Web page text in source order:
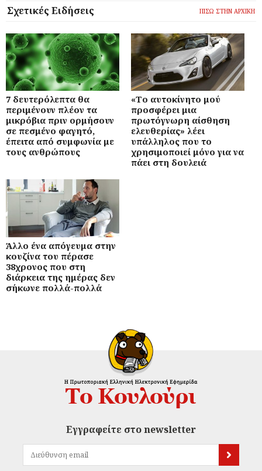
Σχετικές Ειδήσεις ΠΙΣΩ ΣΤΗΝ ΑΡΧΙΚΗ
7 δευτερόλεπτα θα
περιμένουν πλέον τα
μικρόβια πριν ορμήσουν
σε πεσμένο φαγητό,
έπειτα από συμφωνία με
τους ανθρώπους
«Το αυτοκίνητο μού
προσφέρει μια
πρωτόγνωρη αίσθηση
ελευθερίας» λέει
υπάλληλος που το
χρησιμοποιεί μόνο για να
πάει στη δουλειά
Άλλο ένα απόγευμα στην
κουζίνα του πέρασε
38χρονος που στη
διάρκεια της ημέρας δεν
σήκωνε πολλά-πολλά
Εγγραφείτε στο newsletter